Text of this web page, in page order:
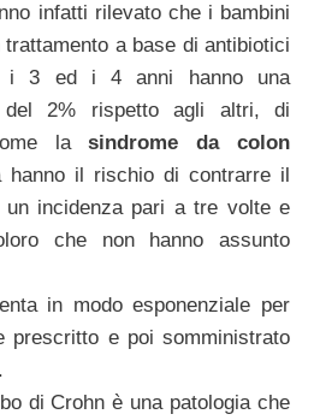
infatti rilevato che i bambini
a base di antibiotici
i 3 ed i 4 anni hanno una
del 2% rispetto agli altri, di
lasindrome da colon
hanno il rischio di contrarre il
incidenza pari a tre volte e
che non hanno assunto
in modo esponenziale per
prescritto e poi somministrato
di Crohn è una patologia che